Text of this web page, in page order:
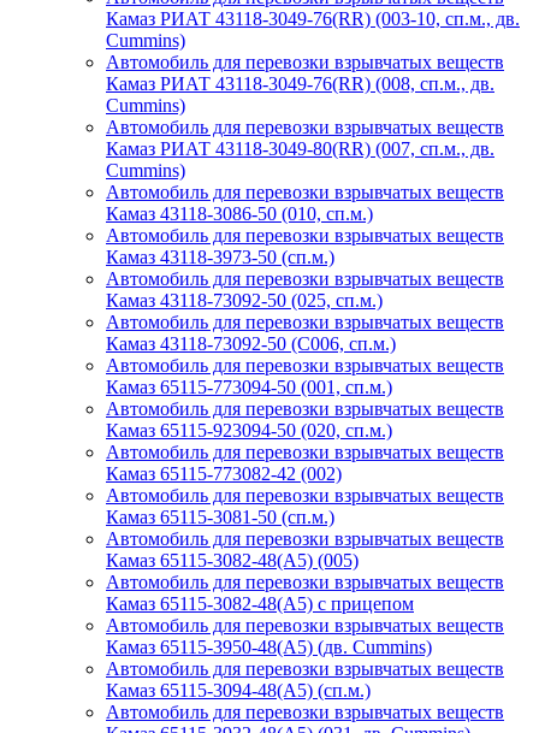
Камаз РИАТ 43118-3049-76(RR) (003-10, сп.м., дв.
Cummins)
Автомобиль для перевозки взрывчатых веществ
Камаз РИАТ 43118-3049-76(RR) (008, сп.м., дв.
Cummins)
Автомобиль для перевозки взрывчатых веществ
Камаз РИАТ 43118-3049-80(RR) (007, сп.м., дв.
Cummins)
Автомобиль для перевозки взрывчатых веществ
Камаз 43118-3086-50 (010, сп.м.)
Автомобиль для перевозки взрывчатых веществ
Камаз 43118-3973-50 (сп.м.)
Автомобиль для перевозки взрывчатых веществ
Камаз 43118-73092-50 (025, сп.м.)
Автомобиль для перевозки взрывчатых веществ
Камаз 43118-73092-50 (С006, сп.м.)
Автомобиль для перевозки взрывчатых веществ
Камаз 65115-773094-50 (001, сп.м.)
Автомобиль для перевозки взрывчатых веществ
Камаз 65115-923094-50 (020, сп.м.)
Автомобиль для перевозки взрывчатых веществ
Камаз 65115-773082-42 (002)
Автомобиль для перевозки взрывчатых веществ
Камаз 65115-3081-50 (сп.м.)
Автомобиль для перевозки взрывчатых веществ
Камаз 65115-3082-48(А5) (005)
Автомобиль для перевозки взрывчатых веществ
Камаз 65115-3082-48(А5) с прицепом
Автомобиль для перевозки взрывчатых веществ
Камаз 65115-3950-48(A5) (дв. Cummins)
Автомобиль для перевозки взрывчатых веществ
Камаз 65115-3094-48(А5) (сп.м.)
Автомобиль для перевозки взрывчатых веществ